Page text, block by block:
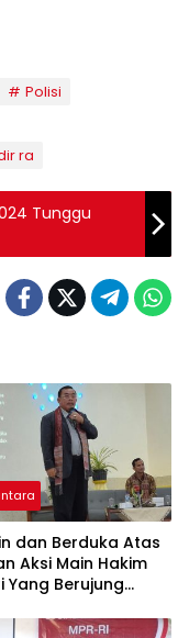
Polisi
ra
Tunggu
dan Berduka Atas
Aksi Main Hakim
Yang Berujung